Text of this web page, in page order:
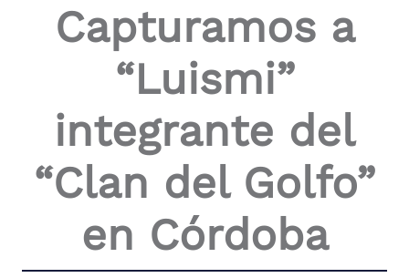
Capturamos a
“Luismi”
integrante del
“Clan del Golfo”
en Córdoba